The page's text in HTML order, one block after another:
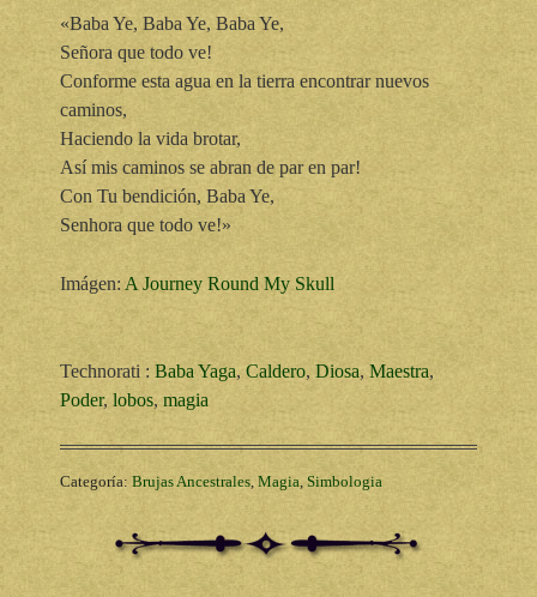
«Baba Ye, Baba Ye, Baba Ye,
Señora que todo ve!
Conforme esta agua en la tierra encontrar nuevos
caminos,
Haciendo la vida brotar,
Así mis caminos se abran de par en par!
Con Tu bendición, Baba Ye,
Senhora que todo ve!»
Imágen: A Journey Round My Skull
Technorati : Baba Yaga, Caldero, Diosa, Maestra,
Poder, lobos, magia
Categoría: Brujas Ancestrales, Magia, Simbologia